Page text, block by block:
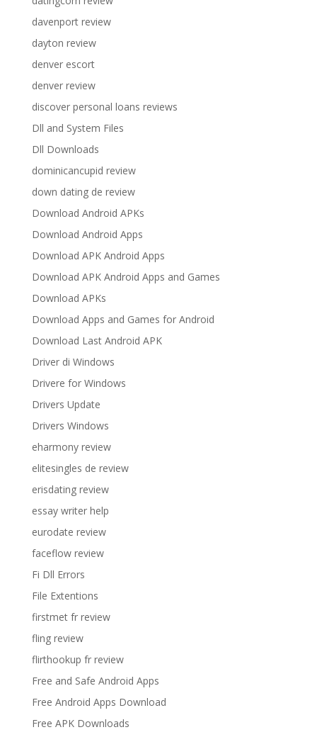
davenport review
dayton review
denver escort
denver review
discover personal loans reviews
Dll and System Files
Dll Downloads
dominicancupid review
down dating de review
Download Android APKs
Download Android Apps
Download APK Android Apps
Download APK Android Apps and Games
Download APKs
Download Apps and Games for Android
Download Last Android APK
Driver di Windows
Drivere for Windows
Drivers Update
Drivers Windows
eharmony review
elitesingles de review
erisdating review
essay writer help
eurodate review
faceflow review
Fi Dll Errors
File Extentions
firstmet fr review
fling review
flirthookup fr review
Free and Safe Android Apps
Free Android Apps Download
Free APK Downloads